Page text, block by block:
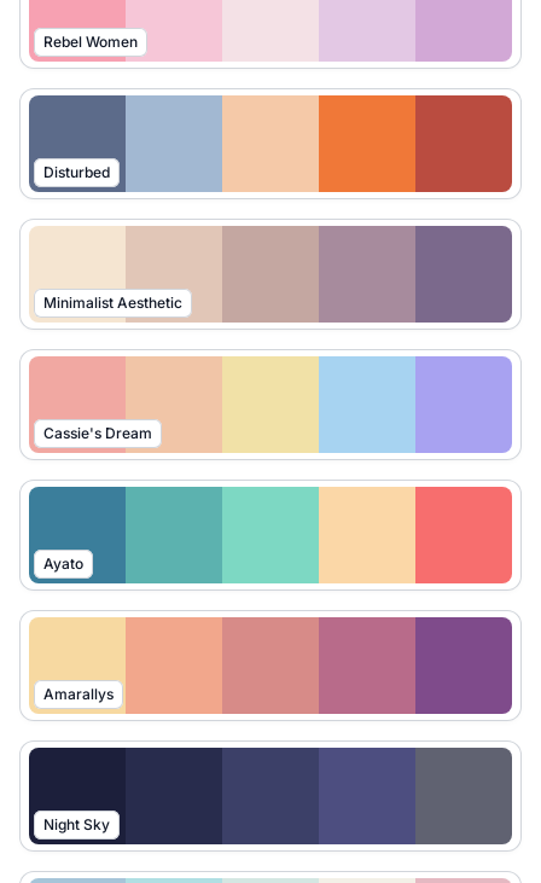
Rebel Women
Disturbed
Minimalist Aesthetic
Cassie's Dream
Ayato
Amarallys
Night Sky